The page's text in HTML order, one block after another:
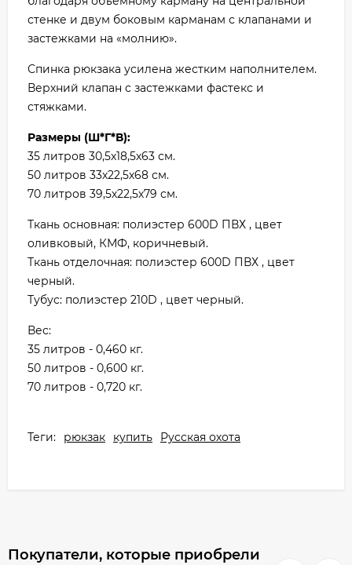
стенке и двум боковым карманам с клапанами и
застежками на «молнию».
Спинка рюкзака усилена жестким наполнителем.
Верхний клапан с застежками фастекс и
стяжками.
Размеры (Ш*Г*В):
35 литров 30,5х18,5х63 см.
50 литров 33х22,5х68 см.
70 литров 39,5х22,5х79 см.
Ткань основная: полиэстер 600D ПВХ , цвет
оливковый, КМФ, коричневый.
Ткань отделочная: полиэстер 600D ПВХ , цвет
черный.
Тубус: полиэстер 210D , цвет черный.
Вес:
35 литров - 0,460 кг.
50 литров - 0,600 кг.
70 литров - 0,720 кг.
Теги: рюкзак купить Русская охота
Покупатели, которые приобрели